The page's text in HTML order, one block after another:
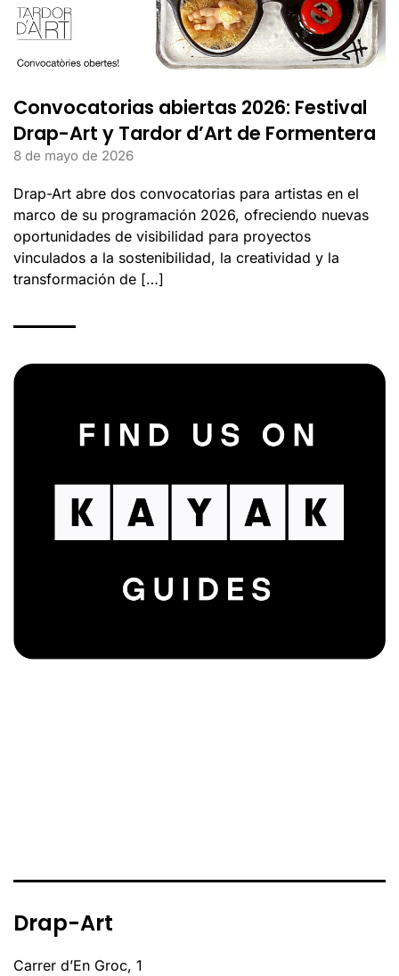
Convocatorias abiertas 2026: Festival
Drap-Art y Tardor d’Art de Formentera
8 de mayo de 2026
Drap-Art abre dos convocatorias para artistas en el
marco de su programación 2026, ofreciendo nuevas
oportunidades de visibilidad para proyectos
vinculados a la sostenibilidad, la creatividad y la
transformación de […]
Drap-Art
Carrer d’En Groc, 1